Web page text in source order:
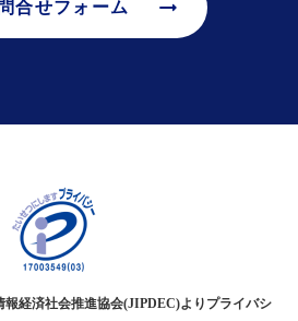
合せフォーム arrow_right_alt
報経済社会推進協会(JIPDEC)よりプライバシ